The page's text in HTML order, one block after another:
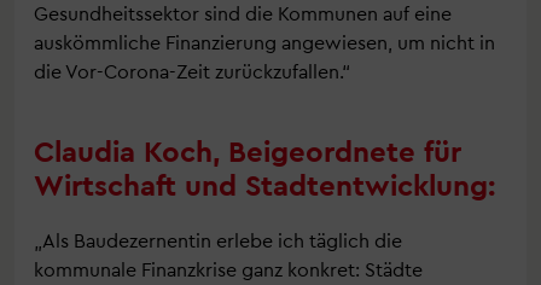
Gesundheitssektor sind die Kommunen auf eine
auskömmliche Finanzierung angewiesen, um nicht in
die Vor-Corona-Zeit zurückzufallen.“
Claudia Koch, Beigeordnete für
Wirtschaft und Stadtentwicklung:
„Als Baudezernentin erlebe ich täglich die
kommunale Finanzkrise ganz konkret: Städte